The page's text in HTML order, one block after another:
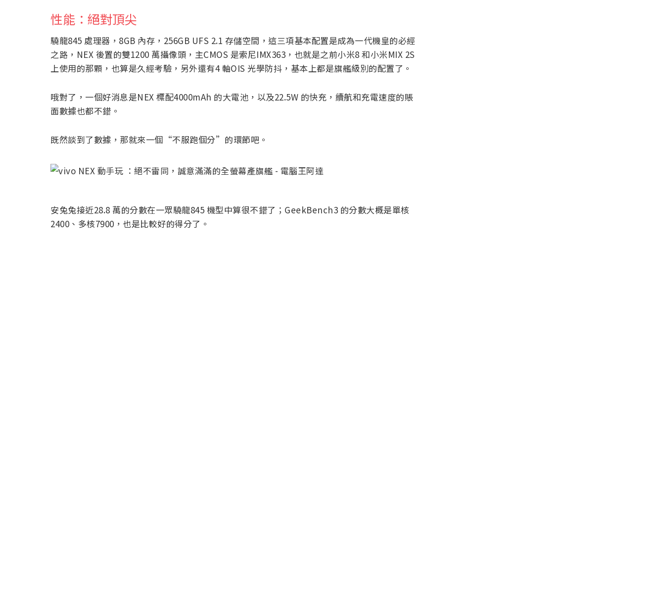
性能：絕對頂尖
驍龍845 處理器，8GB 內存，256GB UFS 2.1 存儲空間，這三項基本配置是成為一代機皇的必經
之路，NEX 後置的雙1200 萬攝像頭，主CMOS 是索尼IMX363，也就是之前小米8 和小米MIX 2S
上使用的那顆，也算是久經考驗，另外還有4 軸OIS 光學防抖，基本上都是旗艦級別的配置了。
哦對了，一個好消息是NEX 標配4000mAh 的大電池，以及22.5W 的快充，續航和充電速度的賬
面數據也都不錯。
既然談到了數據，那就來一個“不服跑個分”的環節吧。
安兔兔接近28.8 萬的分數在一眾驍龍845 機型中算很不錯了；GeekBench3 的分數大概是單核
2400、多核7900，也是比較好的得分了。